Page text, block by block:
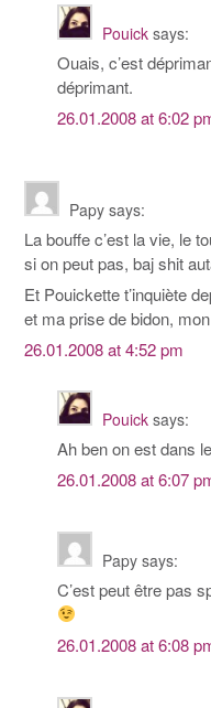
Pouick says:
Ouais, c’est
déprimant.
26.01.2008 at 6:02
Papy says:
La bouffe c’est la vie, le
si on peut pas, baj shit
Et Pouickette t’inquiète
et ma prise de bidon,
26.01.2008 at 4:52 pm
Pouick says:
Ah ben on est dans
26.01.2008 at 6:07
Papy says:
C’est peut être pas
26.01.2008 at 6:08